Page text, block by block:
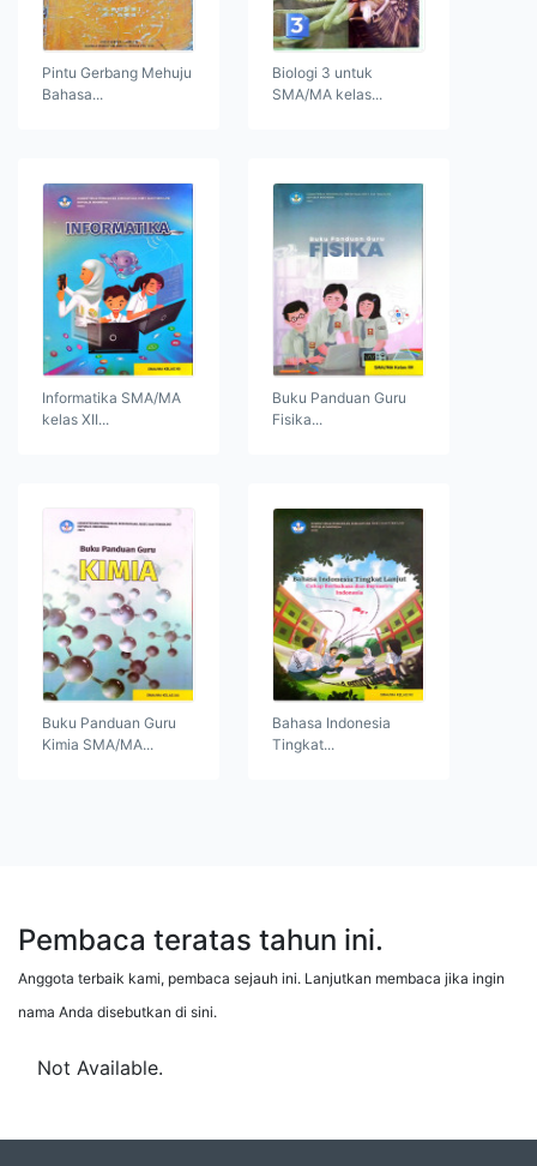
Pintu Gerbang Mehuju
Bahasa...
Biologi 3 untuk
SMA/MA kelas...
Informatika SMA/MA
kelas XII...
Buku Panduan Guru
Fisika...
Buku Panduan Guru
Kimia SMA/MA...
Bahasa Indonesia
Tingkat...
Pembaca teratas tahun ini.
Anggota terbaik kami, pembaca sejauh ini. Lanjutkan membaca jika ingin
nama Anda disebutkan di sini.
Not Available.